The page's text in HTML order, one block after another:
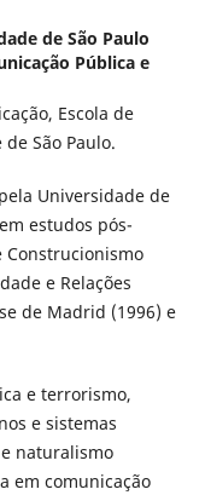
de São Paulo
Pública e
Escola de
São Paulo.
Universidade de
estudos pós-
Construcionismo
e Relações
de Madrid (1996) e
e terrorismo,
e sistemas
naturalismo
em comunicação